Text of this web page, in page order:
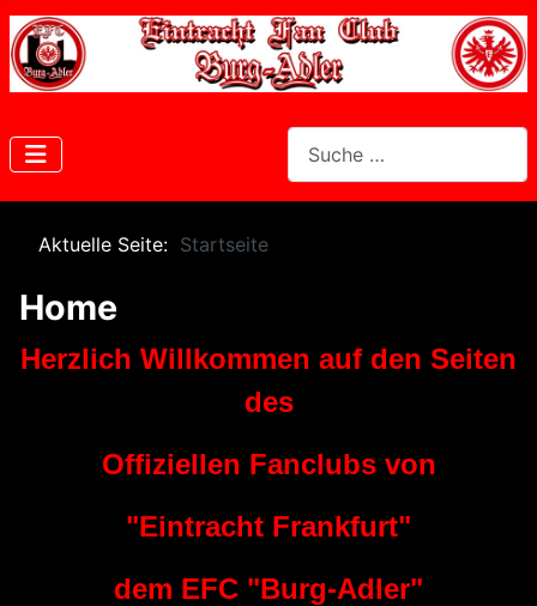
Aktuelle Seite: Startseite
Home
Herzlich Willkommen auf den Seiten
des
Offiziellen Fanclubs von
"Eintracht Frankfurt"
dem EFC "Burg-Adler"